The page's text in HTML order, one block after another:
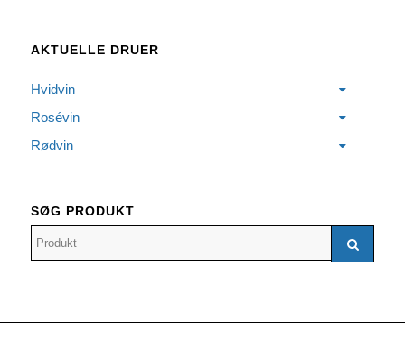
AKTUELLE DRUER
Hvidvin
Rosévin
Rødvin
SØG PRODUKT